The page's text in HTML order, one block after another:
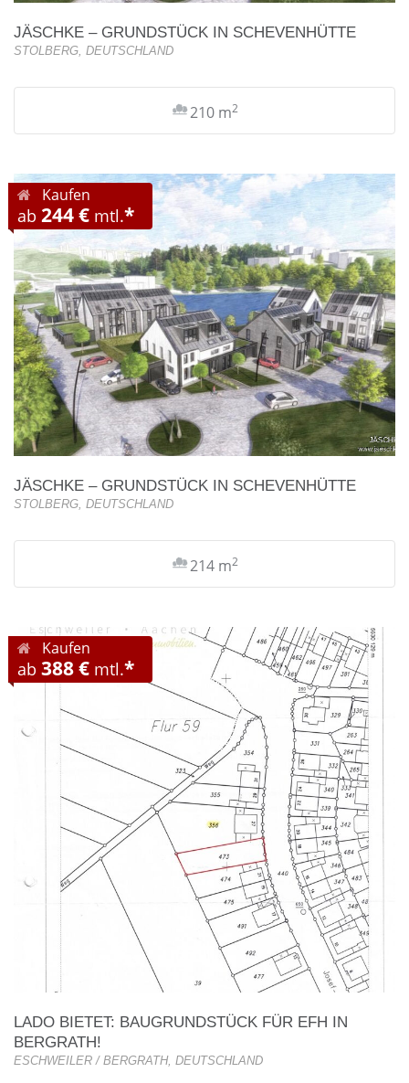
JÄSCHKE – GRUNDSTÜCK IN SCHEVENHÜTTE
STOLBERG, DEUTSCHLAND
210 m2
Kaufen
ab 244 € mtl.*
JÄSCHKE – GRUNDSTÜCK IN SCHEVENHÜTTE
STOLBERG, DEUTSCHLAND
214 m2
Kaufen
ab 388 € mtl.*
LADO BIETET: BAUGRUNDSTÜCK FÜR EFH IN
BERGRATH!
ESCHWEILER / BERGRATH, DEUTSCHLAND